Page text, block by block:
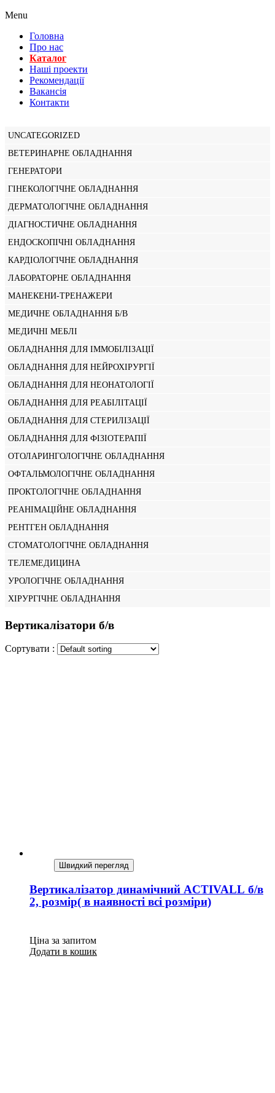
Menu
Головна
Про нас
Каталог
Нашi проекти
Рекомендації
Вакансiя
Контакти
UNCATEGORIZED
ВЕТЕРИНАРНЕ ОБЛАДНАННЯ
ГЕНЕРАТОРИ
ГІНЕКОЛОГІЧНЕ ОБЛАДНАННЯ
ДЕРМАТОЛОГІЧНЕ ОБЛАДНАННЯ
ДІАГНОСТИЧНЕ ОБЛАДНАННЯ
ЕНДОСКОПІЧНІ ОБЛАДНАННЯ
КАРДІОЛОГІЧНЕ ОБЛАДНАННЯ
ЛАБОРАТОРНЕ ОБЛАДНАННЯ
МАНЕКЕНИ-ТРЕНАЖЕРИ
МЕДИЧНЕ ОБЛАДНАННЯ Б/В
МЕДИЧНІ МЕБЛІ
ОБЛАДНАННЯ ДЛЯ ІММОБІЛІЗАЦІЇ
ОБЛАДНАННЯ ДЛЯ НЕЙРОХІРУРГІЇ
ОБЛАДНАННЯ ДЛЯ НЕОНАТОЛОГІЇ
ОБЛАДНАННЯ ДЛЯ РЕАБІЛІТАЦІЇ
ОБЛАДНАННЯ ДЛЯ СТЕРИЛІЗАЦІЇ
ОБЛАДНАННЯ ДЛЯ ФІЗІОТЕРАПІЇ
ОТОЛАРИНГОЛОГІЧНЕ ОБЛАДНАННЯ
ОФТАЛЬМОЛОГІЧНЕ ОБЛАДНАННЯ
ПРОКТОЛОГІЧНЕ ОБЛАДНАННЯ
РЕАНІМАЦІЙНЕ ОБЛАДНАННЯ
РЕНТГЕН ОБЛАДНАННЯ
СТОМАТОЛОГІЧНЕ ОБЛАДНАННЯ
ТЕЛЕМЕДИЦИНА
УРОЛОГІЧНЕ ОБЛАДНАННЯ
ХІРУРГІЧНЕ ОБЛАДНАННЯ
Вертикалізатори б/в
Сортувати :
Швидкий перегляд
Вертикалізатор динамічний ACTIVALL б/в
2, розмір( в наявності всі розміри)
Ціна за запитом
Додати в кошик